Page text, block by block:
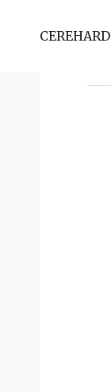
CEREHARD